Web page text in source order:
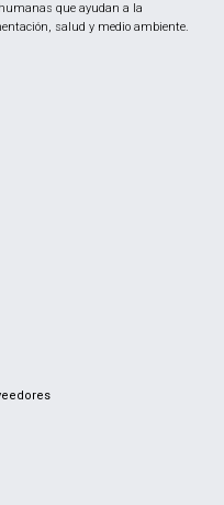
que ayudan a la
salud y medio ambiente.